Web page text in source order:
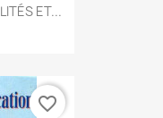
ET...
favorite_border